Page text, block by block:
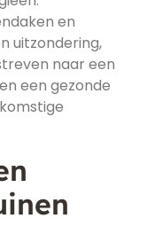
en
uitzondering,
naar een
een gezonde